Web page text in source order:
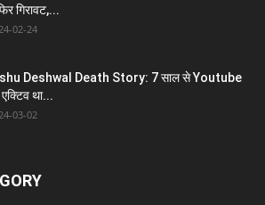
गिरावट,...
02-24
Deshwal Death Story: 7 साल से Youtube
था...
03-02